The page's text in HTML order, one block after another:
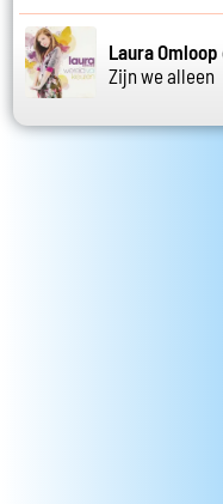
Laura Omloop
Zijn we alleen